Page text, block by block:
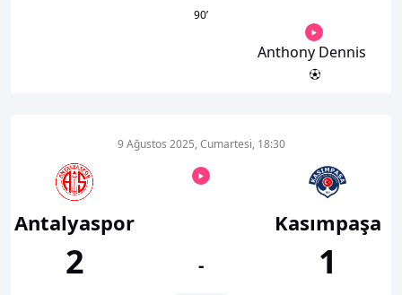
90’
Anthony Dennis
Antalyaspor
2
9 Ağustos 2025, Cumartesi, 18:30
-
Kasımpaşa
1